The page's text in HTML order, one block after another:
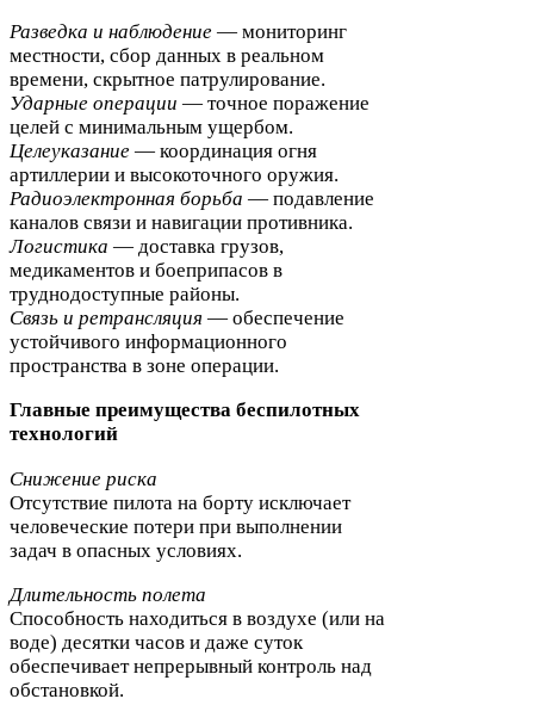
Разведка и наблюдение — мониторинг
местности, сбор данных в реальном
времени, скрытное патрулирование.
Ударные операции — точное поражение
целей с минимальным ущербом.
Целеуказание — координация огня
артиллерии и высокоточного оружия.
Радиоэлектронная борьба — подавление
каналов связи и навигации противника.
Логистика — доставка грузов,
медикаментов и боеприпасов в
труднодоступные районы.
Связь и ретрансляция — обеспечение
устойчивого информационного
пространства в зоне операции.
Главные преимущества беспилотных
технологий
Снижение риска
Отсутствие пилота на борту исключает
человеческие потери при выполнении
задач в опасных условиях.
Длительность полета
Способность находиться в воздухе (или на
воде) десятки часов и даже суток
обеспечивает непрерывный контроль над
обстановкой.